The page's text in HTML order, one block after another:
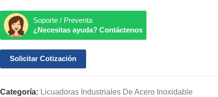
Soporte / Preventa
¿Necesitas ayuda? Contáctenos
Solicitar Cotización
Categoría: Licuadoras Industriales De Acero Inoxidable